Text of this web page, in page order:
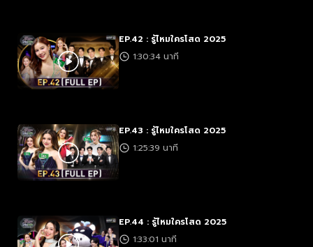
EP.42 : รู้ไหมใครโสด 2025
1:30:34 นาที
EP.43 : รู้ไหมใครโสด 2025
1:25:39 นาที
EP.44 : รู้ไหมใครโสด 2025
1:33:01 นาที